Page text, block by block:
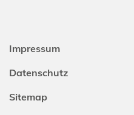
Impressum
Datenschutz
Sitemap